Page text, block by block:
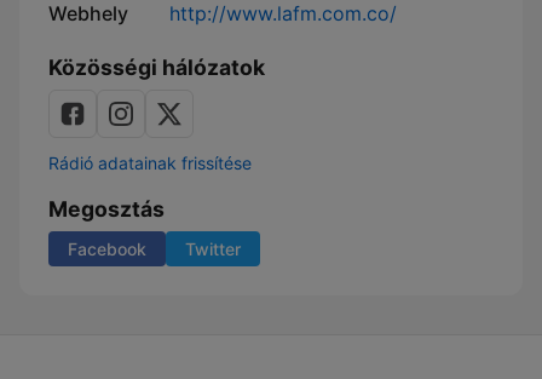
Webhely http://www.lafm.com.co/
Közösségi hálózatok
Rádió adatainak frissítése
Megosztás
Facebook Twitter